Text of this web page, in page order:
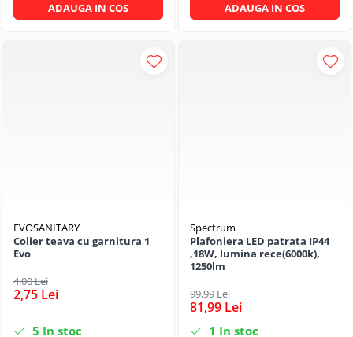
ADAUGA IN COS ADAUGA IN COS
EVOSANITARY
Colier teava cu garnitura 1
Evo
4,00 Lei
2,75 Lei
5 In stoc
Spectrum
Plafoniera LED patrata IP44
,18W, lumina rece(6000k),
1250lm
99,99 Lei
81,99 Lei
1 In stoc